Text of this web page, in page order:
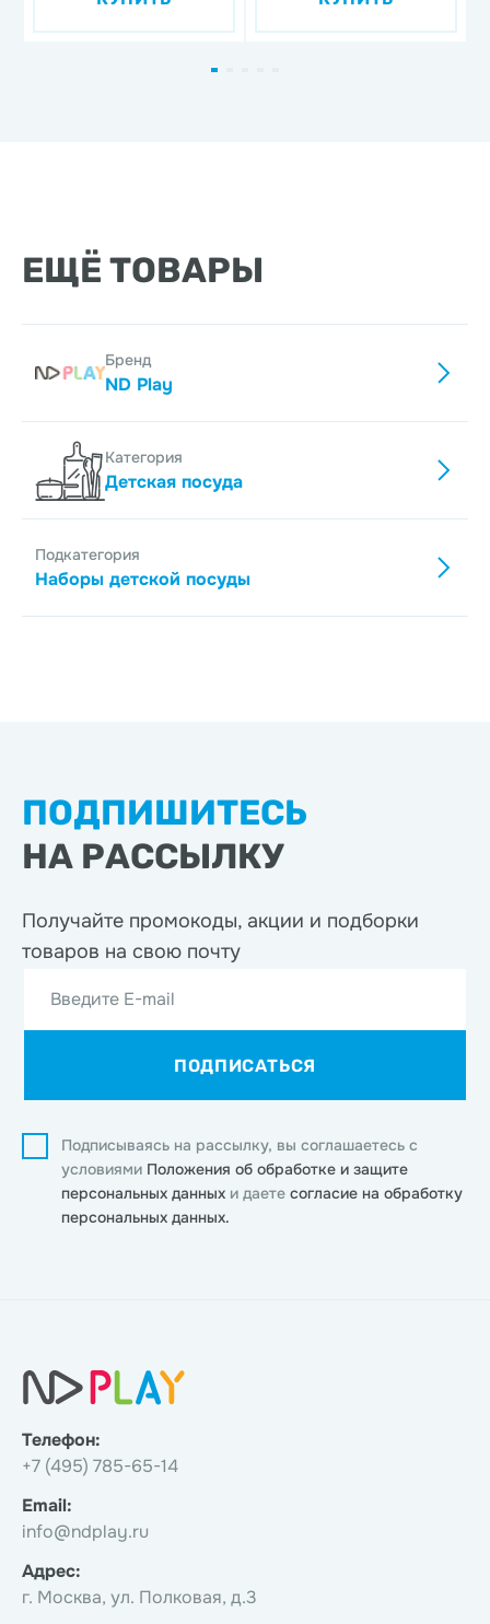
фарфор
ЕЩЁ ТОВАРЫ
Бренд
ND Play
Категория
Детская посуда
Подкатегория
Наборы детской посуды
ПОДПИШИТЕСЬ
НА РАССЫЛКУ
Получайте промокоды, акции и подборки
товаров на свою почту
Введите E-mail
ПОДПИСАТЬСЯ
Подписываясь на рассылку, вы соглашаетесь с
условиями Положения об обработке и защите
персональных данных и даете согласие на обработку
персональных данных.
Телефон:
+7 (495) 785-65-14
Email:
info@ndplay.ru
Адрес:
г. Москва, ул. Полковая, д.3